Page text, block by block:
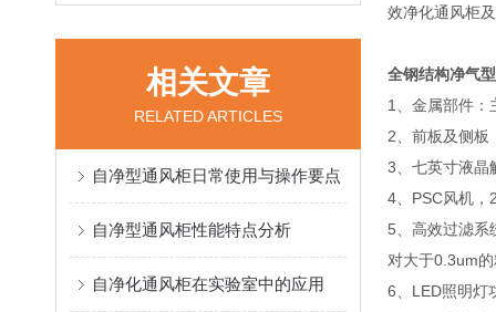
相关文章
RELATED ARTICLES
自净型通风柜日常使用与操作要点
自净型通风柜性能特点分析
自净化通风柜在实验室中的应用
效净化通风柜
全钢结构净气
1、金属部件：
2、前板及侧板
3、七英寸液晶
4、PSC风机，
5、高效过滤系
对大于0.3um
6、LED照明灯